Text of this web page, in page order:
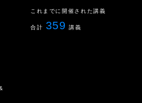
これまでに開催された講義
合計 359 講義